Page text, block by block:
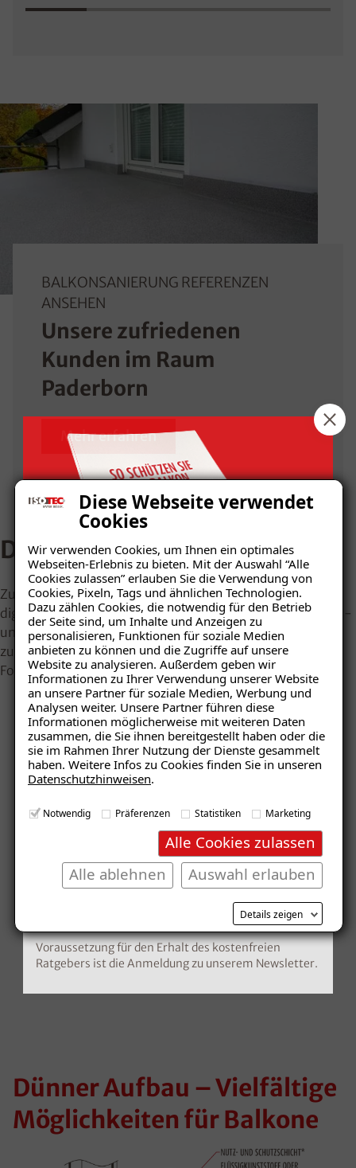
Diese Webseite verwendet
Cookies
Wir verwenden Cookies, um Ihnen ein optimales
Webseiten-Erlebnis zu bieten. Mit der Auswahl “Alle
Cookies zulassen” erlauben Sie die Verwendung von
Cookies, Pixeln, Tags und ähnlichen Technologien.
Dazu zählen Cookies, die notwendig für den Betrieb
der Seite sind, um Inhalte und Anzeigen zu
personalisieren, Funktionen für soziale Medien
anbieten zu können und die Zugriffe auf unsere
Website zu analysieren. Außerdem geben wir
Informationen zu Ihrer Verwendung unserer Website
an unsere Partner für soziale Medien, Werbung und
Analysen weiter. Unsere Partner führen diese
Informationen möglicherweise mit weiteren Daten
zusammen, die Sie ihnen bereitgestellt haben oder die
sie im Rahmen Ihrer Nutzung der Dienste gesammelt
haben. Weitere Infos zu Cookies finden Sie in unseren
Datenschutzhinweisen.
Notwendig Präferenzen Statistiken Marketing
Alle Cookies zulassen
Auswahl erlauben
Alle ablehnen
Details zeigen
BALKONSANIERUNG REFERENZEN
ANSEHEN
Unsere zufriedenen
Kunden im Raum
Paderborn
Mehr erfahren
Der ISOTEC-Balkondesigner
Zur Vorbereitung einer Balkonsanierung bietet unser
digitales Planungstool die Möglichkeit, verschiedene Farb-
und Strukturvarianten der Balkonoberfläche realitätsnah
zu visualisieren – auf Wunsch auch mit einem eigenen
Foto.
Dünner Aufbau – Vielfältige
Möglichkeiten für Balkone
Ratgeber „Balkon & Terrasse“
– jetzt kostenlos
herunterladen!
Kostenlosen Ratgeber anfordern
Voraussetzung für den Erhalt des kostenfreien
Ratgebers ist die Anmeldung zu unserem Newsletter.